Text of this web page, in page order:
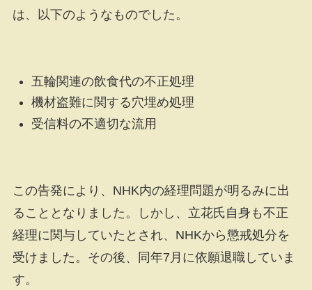
は、以下のようなものでした。
五輪関連の飲食代の不正処理
機材盗難に関する穴埋め処理
受信料の不適切な流用
この告発により、NHK内の経理問題が明るみに出
ることとなりました。しかし、立花氏自身も不正
経理に関与していたとされ、NHKから懲戒処分を
受けました。その後、同年7月に依願退職していま
す。